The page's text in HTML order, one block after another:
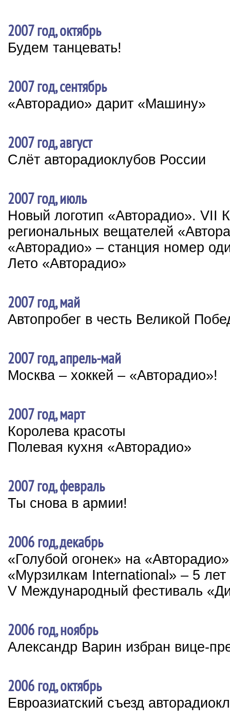
2007 год, октябрь
Будем танцевать!
2007 год, сентябрь
«Авторадио» дарит «Машину»
2007 год, август
Слёт авторадиоклубов России
2007 год, июль
Новый логотип «Авторадио». VII
региональных вещателей
«Авторадио» – станция номер
Лето «Авторадио»
2007 год, май
Автопробег в честь Великой
2007 год, апрель-май
Москва – хоккей – «Авторадио»!
2007 год, март
Королева красоты
Полевая кухня «Авторадио»
2007 год, февраль
Ты снова в армии!
2006 год, декабрь
«Голубой огонек» на «Авторадио»
«Мурзилкам International» – 5 лет
V Международный фестиваль
2006 год, ноябрь
Александр Варин избран вице-
2006 год, октябрь
Евроазиатский съезд